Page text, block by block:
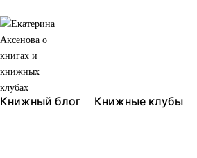
Книжный блог Книжные клубы